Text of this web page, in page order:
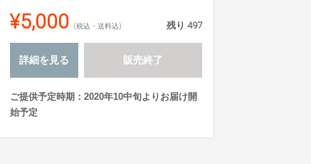
¥5,000 (税込・送料込) 残り 497
詳細を見る 販売終了
ご提供予定時期：2020年10中旬よりお届け開
始予定